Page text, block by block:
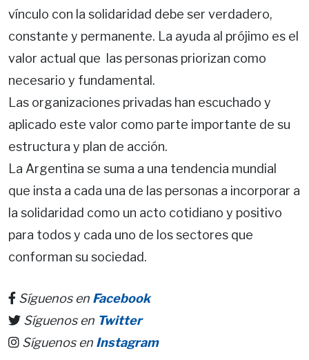
vínculo con la solidaridad debe ser verdadero,
constante y permanente. La ayuda al prójimo es el
valor actual que las personas priorizan como
necesario y fundamental.
Las organizaciones privadas han escuchado y
aplicado este valor como parte importante de su
estructura y plan de acción.
La Argentina se suma a una tendencia mundial
que insta a cada una de las personas a incorporar a
la solidaridad como un acto cotidiano y positivo
para todos y cada uno de los sectores que
conforman su sociedad.
Síguenos en Facebook
Síguenos en Twitter
Síguenos en Instagram